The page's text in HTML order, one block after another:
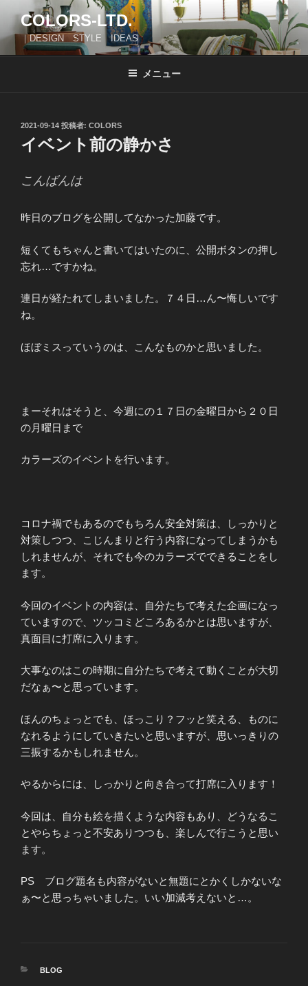
テ
ン
COLORS-LTD.
｜DESIGN STYLE IDEAS
メニュー
投
日:
2021-09-14 投稿者: COLORS
イベント前の静かさ
こんばんは
昨日のブログを公開してなかった加藤です。
短くてもちゃんと書いてはいたのに、公開ボタンの押し
忘れ…ですかね。
連日が経たれてしまいました。７４日…ん〜悔しいです
ね。
ほぼミスっていうのは、こんなものかと思いました。
まーそれはそうと、今週にの１７日の金曜日から２０日
の月曜日まで
カラーズのイベントを行います。
コロナ禍でもあるのでもちろん安全対策は、しっかりと
対策しつつ、こじんまりと行う内容になってしまうかも
しれませんが、それでも今のカラーズでできることをし
ます。
今回のイベントの内容は、自分たちで考えた企画になっ
ていますので、ツッコミどころあるかとは思いますが、
真面目に打席に入ります。
大事なのはこの時期に自分たちで考えて動くことが大切
だなぁ〜と思っています。
ほんのちょっとでも、ほっこり？フッと笑える、ものに
なれるようにしていきたいと思いますが、思いっきりの
三振するかもしれません。
やるからには、しっかりと向き合って打席に入ります！
今回は、自分も絵を描くような内容もあり、どうなるこ
とやらちょっと不安ありつつも、楽しんで行こうと思い
ます。
PS ブログ題名も内容がないと無題にとかくしかないな
ぁ〜と思っちゃいました。いい加減考えないと…。
カ
BLOG